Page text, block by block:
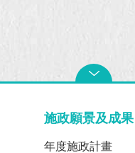
施政願景及成果
年度施政計畫